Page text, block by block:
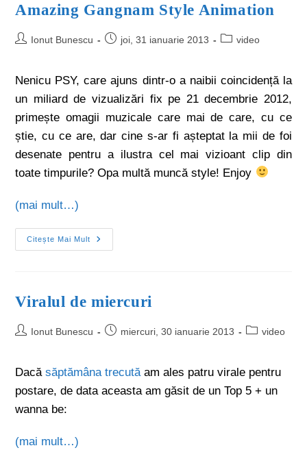
Amazing Gangnam Style Animation
Ionut Bunescu joi, 31 ianuarie 2013 video
Nenicu PSY, care ajuns dintr-o a naibii coincidență la
un miliard de vizualizări fix pe 21 decembrie 2012,
primește omagii muzicale care mai de care, cu ce
știe, cu ce are, dar cine s-ar fi așteptat la mii de foi
desenate pentru a ilustra cel mai vizioant clip din
toate timpurile? Opa multă muncă style! Enjoy
(mai mult…)
Citește Mai Mult
Viralul de miercuri
Ionut Bunescu miercuri, 30 ianuarie 2013 video
Dacăsăptămâna trecută am ales patru virale pentru
postare, de data aceasta am găsit de un Top 5 + un
wanna be:
(mai mult…)